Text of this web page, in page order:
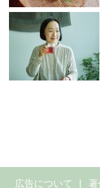
広告について 著